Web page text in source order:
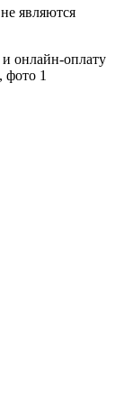
являются
онлайн-оплату